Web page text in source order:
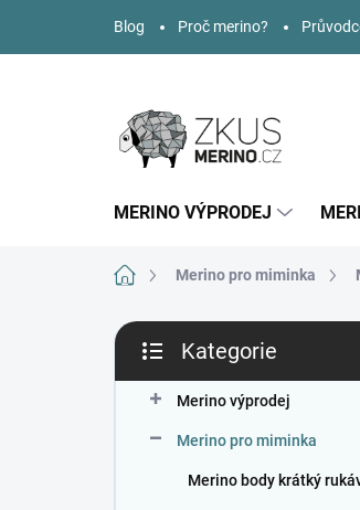
obsah
Blog Proč merino?
MERINO VÝPRODEJ
Domů Merino pro miminka
P
s
kategorie
Kategorie
Merino výprodej
Merino pro miminka
Merino body krátký